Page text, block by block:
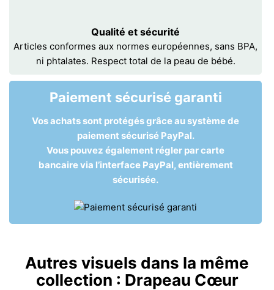
Qualité et sécurité
Articles conformes aux normes européennes, sans BPA,
ni phtalates. Respect total de la peau de bébé.
Paiement sécurisé garanti
Vos achats sont protégés grâce au système de
paiement sécurisé PayPal.
Vous pouvez également régler par carte
bancaire via l’interface PayPal, entièrement
sécurisée.
Autres visuels dans la même
collection : Drapeau Cœur